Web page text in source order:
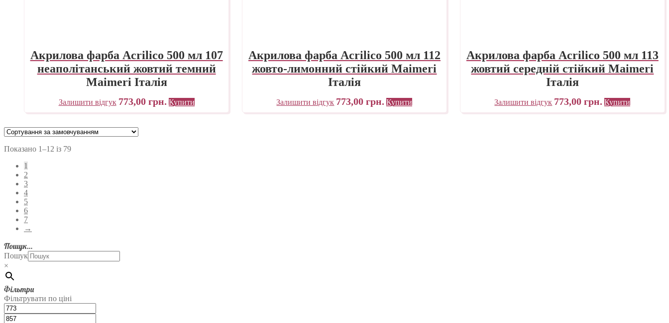
Акрилова фарба Acrilico 500 мл 107
неаполітанський жовтий темний
Maimeri Італія
Залишити відгук 773,00 грн. Купити
Акрилова фарба Acrilico 500 мл 112
жовто-лимонний стійкий Maimeri
Італія
Залишити відгук 773,00грн. Купити
Акрилова фарба Acrilico 500 мл 113
жовтий середній стійкий Maimeri
Італія
Залишити відгук 773,00грн. Купити
Показано 1–12 із 79
1
2
3
4
5
6
7
→
Пошук…
Пошук
×
Фільтри
Фільтрувати по ціні